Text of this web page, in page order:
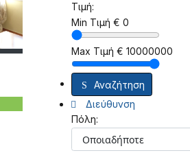
Τιμή:
Min Τιμή € 0
Max Τιμή € 10000000
Αναζήτηση
Διεύθυνση
Πόλη: